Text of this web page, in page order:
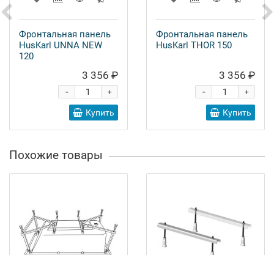
Фронтальная панель
HusKarl UNNA NEW
120
3 356 ₽
+
-
Купить
Фронтальная панель
HusKarl THOR 150
3 356 ₽
+
-
Купить
Похожие товары